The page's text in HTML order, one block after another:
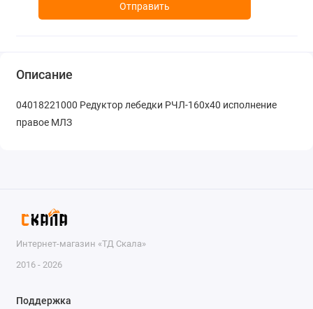
Отправить
Описание
04018221000 Редуктор лебедки РЧЛ-160х40 исполнение
правое МЛЗ
Интернет-магазин «ТД Скала»
2016 - 2026
Поддержка